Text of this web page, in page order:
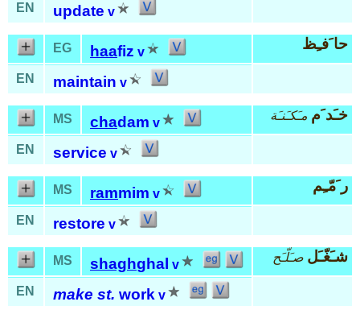
EN
update v
EG haafiz v حا َفـِظ
EN maintain v
MS chadam v خـَد َم مـَكـَنـَة
EN service v
MS rammim v ر َمّـِم
EN restore v
MS shaghghal v شـَغّـَل صـَلّـَح
EN make st. work v